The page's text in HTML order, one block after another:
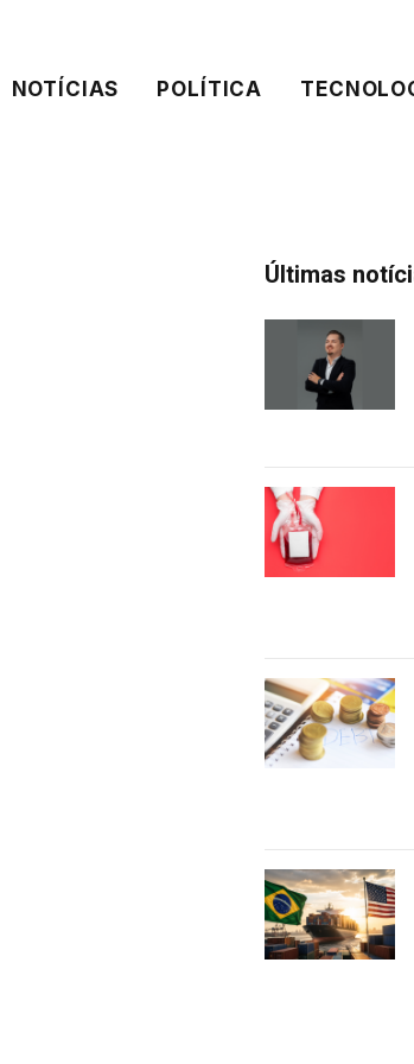
NOTÍCIAS POLÍTICA
Últimas